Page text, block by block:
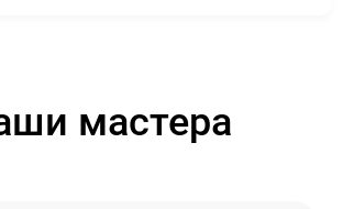
мастера